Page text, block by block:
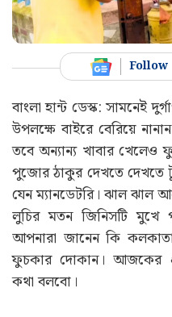
Follow
বাংলা হান্ট ডেস্ক:
উপলক্ষে বাইরে বেরিয়ে
তবে অন্যান্য খাবার খেলেও
পুজোর ঠাকুর দেখতে দেখতে
যেন ম্যানডেটরি। ঝাল
লুচির মতন জিনিসটি
আপনারা জানেন কি
ফুচকার দোকান। আজকের
কথা বলবো।